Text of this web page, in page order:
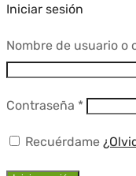
Iniciar sesión
Nombre de usuario o
Contraseña *
Recuérdame